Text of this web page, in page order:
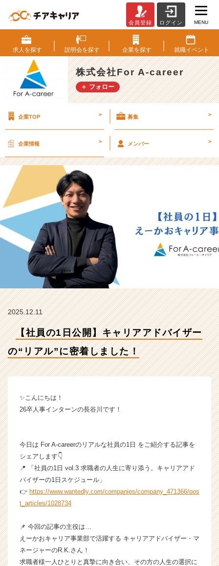
員
の
1
日
公
開】
ア
バ
イ
ザ
ー
の“リ
ア
ル”に
密
着
し
ま
し
た！
F
o
r
-
r
の
イ
ム
ラ
ベ
ン
チ
ャ
会員登録 ログイン MENU
求人を探す 説明会を探す 企業を探す 就職イベント
株式会社For A-career
＋ フォロー
企業TOP > 募集 >
企業情報 > メンバー >
2025.12.11
【社員の1日公開】キャリアアドバイザー
の“リアル”に密着しました！
✨こんにちは！
26卒人事インターンの長谷川です！
今日は For A-careerのリアルな社員の1日 をご紹介する記事を
シェアします👇
📍 「社員の1日 vol.3 求職者の人生に寄り添う。キャリアアド
バイザーの1日スケジュール」
👉 https://www.wantedly.com/companies/company_471366/pos
t_articles/1028734
📌 今回の記事の主役は…
えーかおキャリア事業部で活躍する キャリアアドバイザー・マ
ネージャーのR.K.さん！
求職者様一人ひとりと真摯に向き合い、その方の人生の選択に